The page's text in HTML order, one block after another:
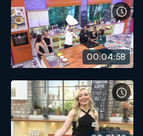
00:04:58